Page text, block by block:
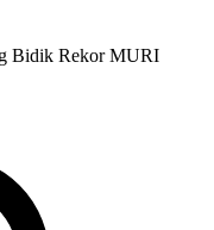
Bidik Rekor MURI